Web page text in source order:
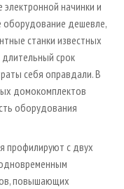
начинки и
оборудование дешевле,
станки известных
срок
себя оправдали. В
домокомплектов
оборудования
профилируют с двух
повышающих